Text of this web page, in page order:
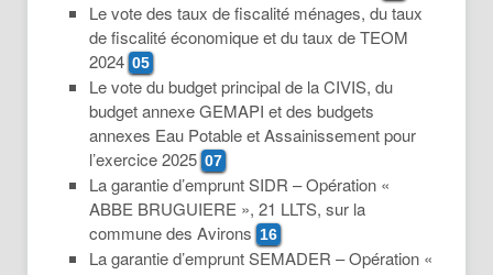
Le vote des taux de fiscalité ménages, du taux
de fiscalité économique et du taux de TEOM
202405
Le vote du budget principal de la CIVIS, du
budget annexe GEMAPI et des budgets
annexes Eau Potable et Assainissement pour
l’exercice 202507
La garantie d’emprunt SIDR – Opération «
ABBE BRUGUIERE », 21 LLTS, sur la
commune des Avirons 16
La garantie d’emprunt SEMADER – Opération «